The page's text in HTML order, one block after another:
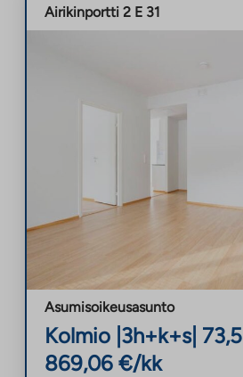
Airikinportti 2 E 31
Asumisoikeusasunto
Kolmio 3h+k+s| 73,5
869,06 €/kk